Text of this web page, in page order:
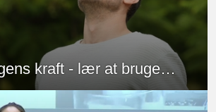
kraft - lær at bruge…